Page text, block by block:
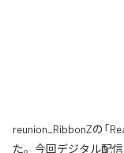
reunion_RibbonZの「
た。今回デジタル配